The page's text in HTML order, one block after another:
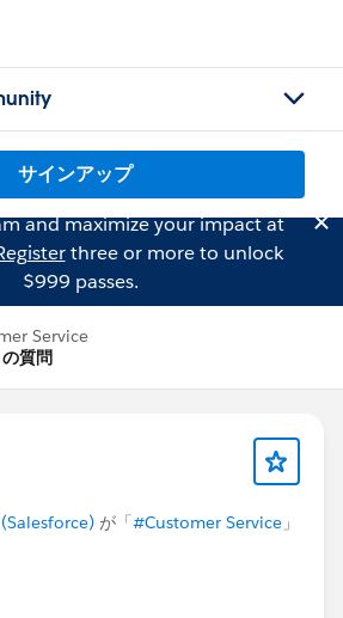
サインアップ
and maximize your impact at
three or more to unlock
$999 passes.
Service
質問
が「#Customer Service 」